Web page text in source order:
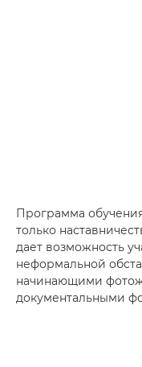
Программа
только
дает возможность
неформальной
начинающими
документальными